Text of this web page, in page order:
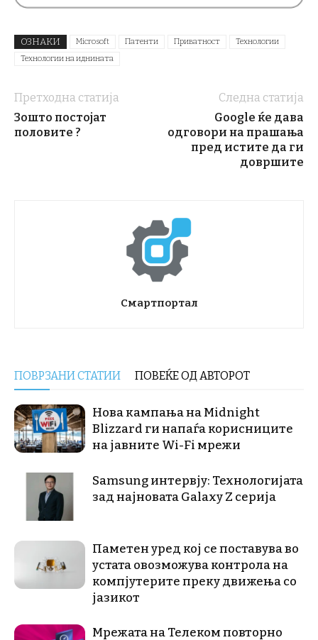
ОЗНАКИ Microsoft Патенти Приватност
Технологии
Технологии на иднината
Претходна статија
Зошто постојат
половите ?
Следна статија
Google ќе дава
одговори на прашања
пред истите да ги
довршите
Смартпортал
ПОВРЗАНИ СТАТИИ ПОВЕЌЕ ОД АВТОРОТ
Нова кампања на Midnight
Blizzard ги напаѓа корисниците
на јавните Wi-Fi мрежи
Samsung интервју: Технологијата
зад најновата Galaxy Z серија
Паметен уред кој се поставува во
устата овозможува контрола на
компјутерите преку движења со
јазикот
Мрежата на Телеком повторно